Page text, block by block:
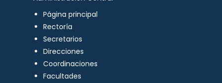
Página principal
Rectoría
Secretarios
Direcciones
Coordinaciones
Facultades